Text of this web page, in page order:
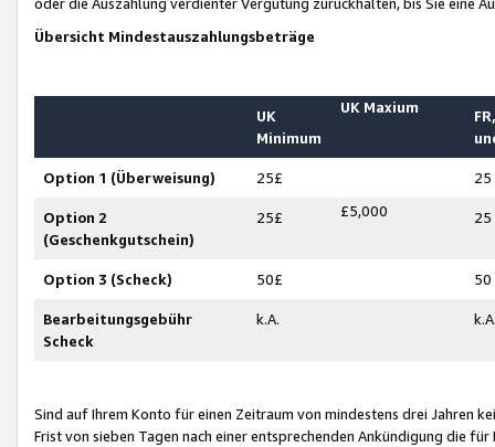
Übersicht Mindestauszahlungsbeträge
UK
Minimum
UK Maxium
Option 1 (Überweisung) 25£ 25
Option 2
(Geschenkgutschein)
25£ £5,000 25
Option 3 (Scheck) 50£ 50
Bearbeitungsgebühr
Scheck
k.A.
Sind auf Ihrem Konto für einen Zeitraum von mindestens drei Jahren
Frist von sieben Tagen nach einer entsprechenden Ankündigung die